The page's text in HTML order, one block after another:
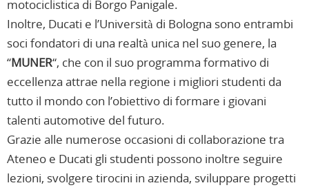
motociclistica di Borgo Panigale.
Inoltre, Ducati e l’Università di Bologna sono entrambi
soci fondatori di una realtà unica nel suo genere, la
“MUNER“, che con il suo programma formativo di
eccellenza attrae nella regione i migliori studenti da
tutto il mondo con l’obiettivo di formare i giovani
talenti automotive del futuro.
Grazie alle numerose occasioni di collaborazione tra
Ateneo e Ducati gli studenti possono inoltre seguire
lezioni, svolgere tirocini in azienda, sviluppare progetti